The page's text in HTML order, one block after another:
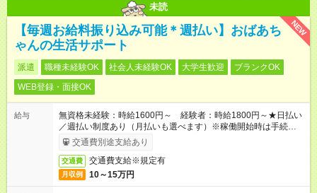
未読
NEW
【毎週お給料振り込み可能＊週払い】おばあち
ゃんの生活サポート
派遣 職種未経験OK 社会人未経験OK 大学生歓迎
ブランクOK
WEB登録・面接OK
給与
無資格未経験：時給1600円～ 経験者：時給1800円～★日払い
／週払い制度あり（月払いも選べます）※稼働開始時は手続き完
了次第のお支払いとなります。
交通費別途支給あり
交通費 交通費支給※規定有
月収例 10～15万円